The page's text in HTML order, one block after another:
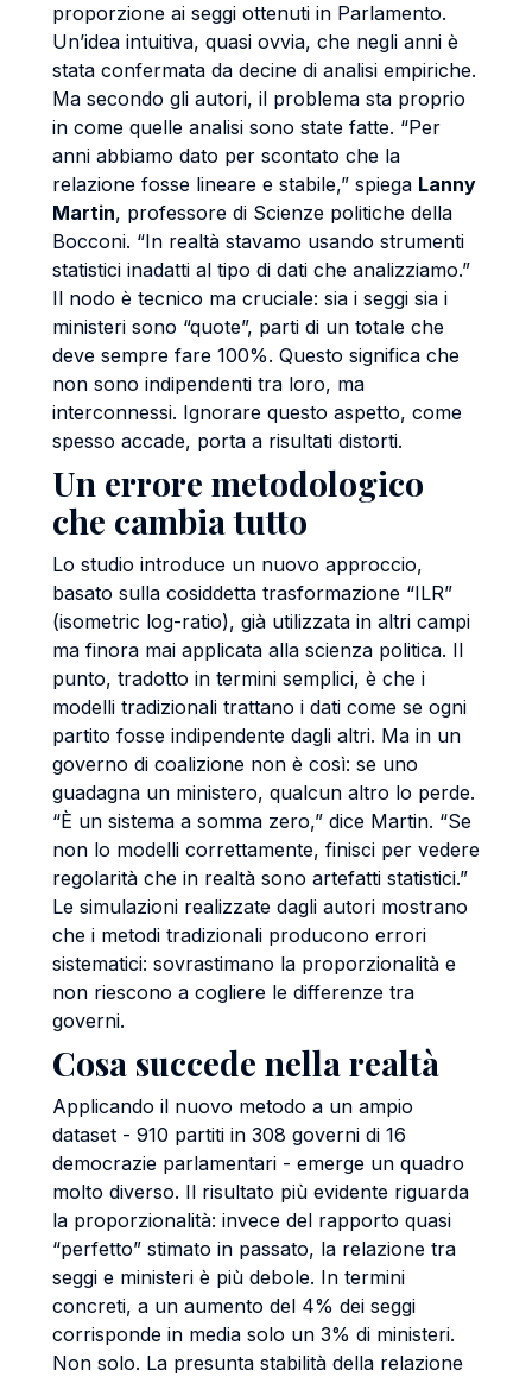
proporzione ai seggi ottenuti in Parlamento.
Un’idea intuitiva, quasi ovvia, che negli anni è
stata confermata da decine di analisi empiriche.
Ma secondo gli autori, il problema sta proprio
in come quelle analisi sono state fatte. “Per
anni abbiamo dato per scontato che la
relazione fosse lineare e stabile,” spiega Lanny
Martin, professore di Scienze politiche della
Bocconi. “In realtà stavamo usando strumenti
statistici inadatti al tipo di dati che analizziamo.”
Il nodo è tecnico ma cruciale: sia i seggi sia i
ministeri sono “quote”, parti di un totale che
deve sempre fare 100%. Questo significa che
non sono indipendenti tra loro, ma
interconnessi. Ignorare questo aspetto, come
spesso accade, porta a risultati distorti.
Un errore metodologico
che cambia tutto
Lo studio introduce un nuovo approccio,
basato sulla cosiddetta trasformazione “ILR”
(isometric log-ratio), già utilizzata in altri campi
ma finora mai applicata alla scienza politica. Il
punto, tradotto in termini semplici, è che i
modelli tradizionali trattano i dati come se ogni
partito fosse indipendente dagli altri. Ma in un
governo di coalizione non è così: se uno
guadagna un ministero, qualcun altro lo perde.
“È un sistema a somma zero,” dice Martin. “Se
non lo modelli correttamente, finisci per vedere
regolarità che in realtà sono artefatti statistici.”
Le simulazioni realizzate dagli autori mostrano
che i metodi tradizionali producono errori
sistematici: sovrastimano la proporzionalità e
non riescono a cogliere le differenze tra
governi.
Cosa succede nella realtà
Applicando il nuovo metodo a un ampio
dataset - 910 partiti in 308 governi di 16
democrazie parlamentari - emerge un quadro
molto diverso. Il risultato più evidente riguarda
la proporzionalità: invece del rapporto quasi
“perfetto” stimato in passato, la relazione tra
seggi e ministeri è più debole. In termini
concreti, a un aumento del 4% dei seggi
corrisponde in media solo un 3% di ministeri.
Non solo. La presunta stabilità della relazione